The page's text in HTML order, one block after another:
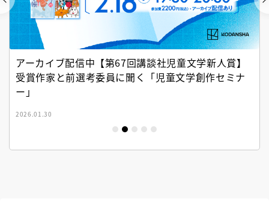
アーカイブ配信中【第67回講談社児童文学新人賞】
受賞作家と前選考委員に聞く「児童文学創作セミナ
ー」
2026.01.30